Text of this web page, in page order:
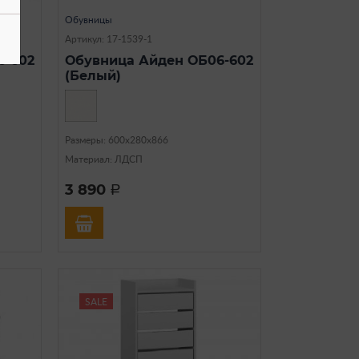
602
Обувницы
Артикул: 17-1539-1
Обувница Айден ОБ06-602
(Белый)
Размеры: 600х280х866
Материал: ЛДСП
3 890 a
SALE